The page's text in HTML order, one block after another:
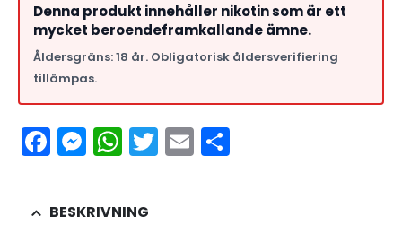
Denna produkt innehåller nikotin som är ett
mycket beroendeframkallande ämne.
Åldersgräns: 18 år. Obligatorisk åldersverifiering
tillämpas.
Facebook
Messenger
WhatsApp
Twitter
Email
BESKRIVNING